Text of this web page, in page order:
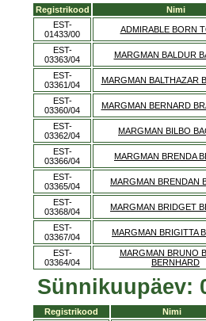
Registrikood Nimi
EST-
01433/00
ADMIRABLE BORN
EST-
03363/04
MARGMAN BALDUR
EST-
03361/04
MARGMAN BALTHAZAR
EST-
03360/04
MARGMAN BERNARD
EST-
03362/04
MARGMAN BILBO
EST-
03366/04
MARGMAN BRENDA
EST-
03365/04
MARGMAN BRENDAN
EST-
03368/04
MARGMAN BRIDGET
EST-
03367/04
MARGMAN BRIGITTA
EST-
03364/04
MARGMAN BRUNO
BERNHARD
Sünnikuupäev:
Registrikood Nimi